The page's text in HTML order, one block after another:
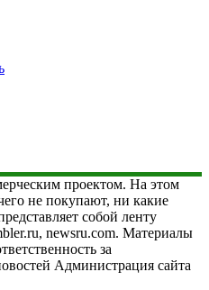
проектом. На этом
не покупают, ни какие
собой ленту
newsru.com. Материалы
за
Администрация сайта